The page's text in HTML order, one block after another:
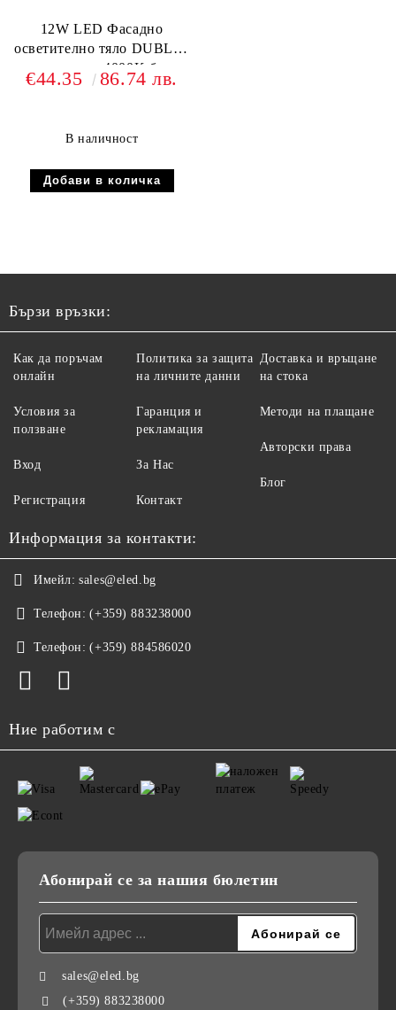
12W LED Фасадно
осветително тяло DUBLIN
тъмно сиво 4000K бяла
светлина + сензор
€44.35 86.74 лв.
В наличност
Бързи връзки:
Как да поръчам
онлайн
Условия за
ползване
Вход
Регистрация
Политика за защита
на личните данни
Гаранция и
рекламация
За Нас
Контакт
Доставка и връщане
на стока
Методи на плащане
Авторски права
Блог
Информация за контакти:
Имейл: sales@eled.bg
Телефон: (+359) 883238000
Телефон: (+359) 884586020
Ние работим с
Абонирай се за нашия бюлетин
sales@eled.bg
(+359) 883238000